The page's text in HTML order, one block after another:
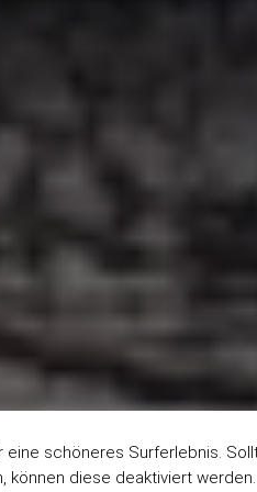
schöneres Surferlebnis.
diese deaktiviert werden.